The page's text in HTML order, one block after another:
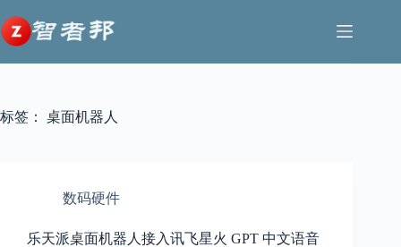
至
内
容
标签： 桌面机器人
数码硬件
乐天派桌面机器人接入讯飞星火 GPT 中文语音